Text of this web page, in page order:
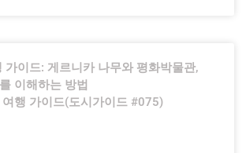
가이드: 게르니카 나무와 평화박물관,
이해하는 방법
행 가이드(도시가이드 #075)